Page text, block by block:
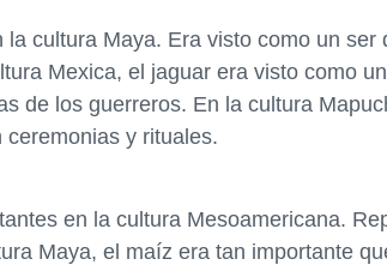
cultura Maya. Era visto como un ser
Mexica, el jaguar era visto como
de los guerreros. En la cultura
y rituales.
en la cultura Mesoamericana.
Maya, el maíz era tan importante